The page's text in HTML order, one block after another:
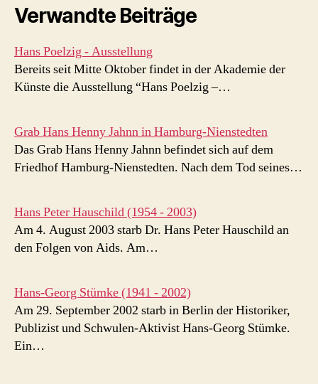
Verwandte Beiträge
Hans Poelzig - Ausstellung
Bereits seit Mitte Oktober findet in der Akademie der
Künste die Ausstellung “Hans Poelzig –…
Grab Hans Henny Jahnn in Hamburg-Nienstedten
Das Grab Hans Henny Jahnn befindet sich auf dem
Friedhof Hamburg-Nienstedten. Nach dem Tod seines…
Hans Peter Hauschild (1954 - 2003)
Am 4. August 2003 starb Dr. Hans Peter Hauschild an
den Folgen von Aids. Am…
Hans-Georg Stümke (1941 - 2002)
Am 29. September 2002 starb in Berlin der Historiker,
Publizist und Schwulen-Aktivist Hans-Georg Stümke.
Ein…